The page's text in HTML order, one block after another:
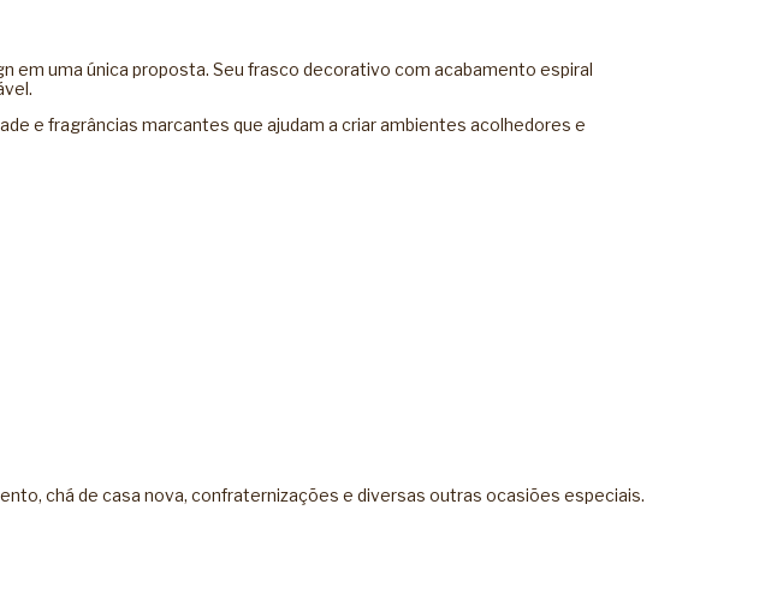
em uma única proposta. Seu frasco decorativo com acabamento espiral
e fragrâncias marcantes que ajudam a criar ambientes acolhedores e
chá de casa nova, confraternizações e diversas outras ocasiões especiais.